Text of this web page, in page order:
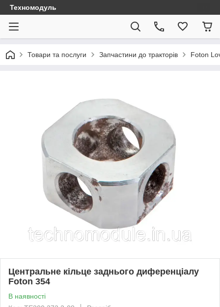
Техномодуль
Товари та послуги Запчастини до тракторів Foton
Центральне кільце заднього диференціалу
Foton 354
В наявності